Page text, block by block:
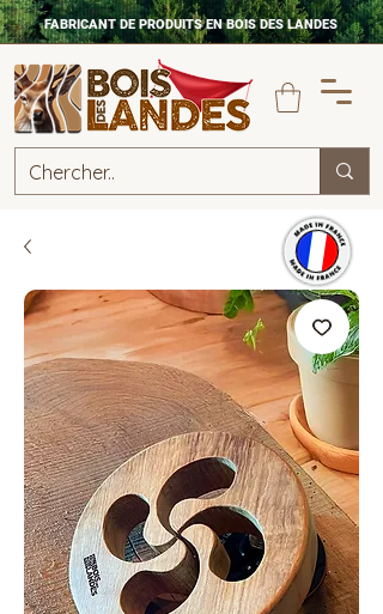
FABRICANT DE PRODUITS EN BOIS DES LANDES